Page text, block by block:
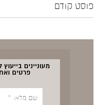
פוסט קודם
מעוניינים
פרטים